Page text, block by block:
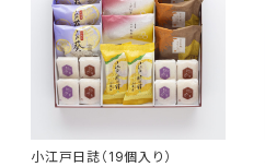
小江戸日誌（19個入り）